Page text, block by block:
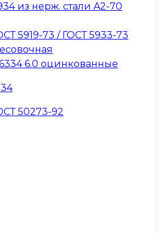
из нерж. стали A2-70
5919-73 / ГОСТ 5933-73
6.0 оцинкованные
50273-92